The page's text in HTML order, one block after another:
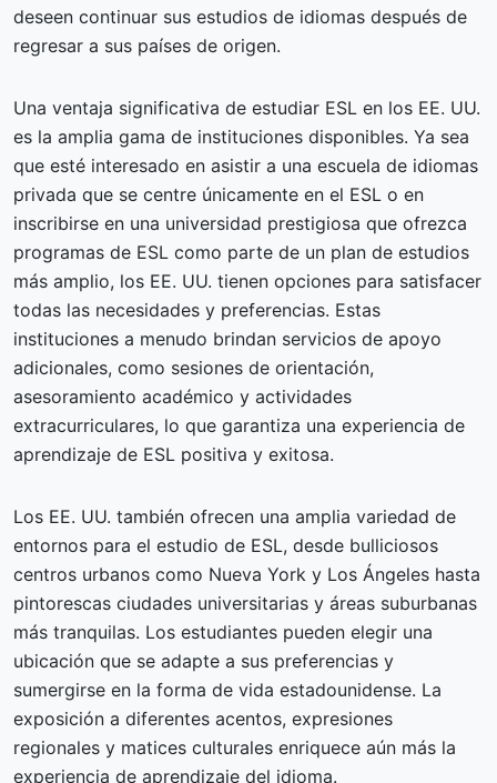
deseen continuar sus estudios de idiomas después de
regresar a sus países de origen.
Una ventaja significativa de estudiar ESL en los EE. UU.
es la amplia gama de instituciones disponibles. Ya sea
que esté interesado en asistir a una escuela de idiomas
privada que se centre únicamente en el ESL o en
inscribirse en una universidad prestigiosa que ofrezca
programas de ESL como parte de un plan de estudios
más amplio, los EE. UU. tienen opciones para satisfacer
todas las necesidades y preferencias. Estas
instituciones a menudo brindan servicios de apoyo
adicionales, como sesiones de orientación,
asesoramiento académico y actividades
extracurriculares, lo que garantiza una experiencia de
aprendizaje de ESL positiva y exitosa.
Los EE. UU. también ofrecen una amplia variedad de
entornos para el estudio de ESL, desde bulliciosos
centros urbanos como Nueva York y Los Ángeles hasta
pintorescas ciudades universitarias y áreas suburbanas
más tranquilas. Los estudiantes pueden elegir una
ubicación que se adapte a sus preferencias y
sumergirse en la forma de vida estadounidense. La
exposición a diferentes acentos, expresiones
regionales y matices culturales enriquece aún más la
experiencia de aprendizaje del idioma.